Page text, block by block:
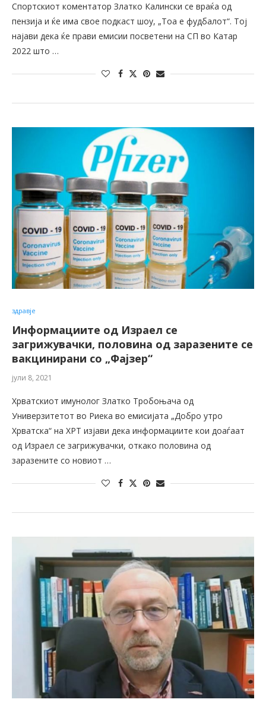
Спортскиот коментатор Златко Калински се враќа од
пензија и ќе има свое подкаст шоу, „Тоа е фудбалот“. Тој
најави дека ќе прави емисии посветени на СП во Катар
2022 што …
здравје
Информациите од Израел се
загрижувачки, половина од заразените се
вакцинирани со „Фајзер“
јули 8, 2021
Хрватскиот имунолог Златко Тробоњача од
Универзитетот во Риека во емисијата „Добро утро
Хрватска“ на ХРТ изјави дека информациите кои доаѓаат
од Израел се загрижувачки, откако половина од
заразените со новиот …